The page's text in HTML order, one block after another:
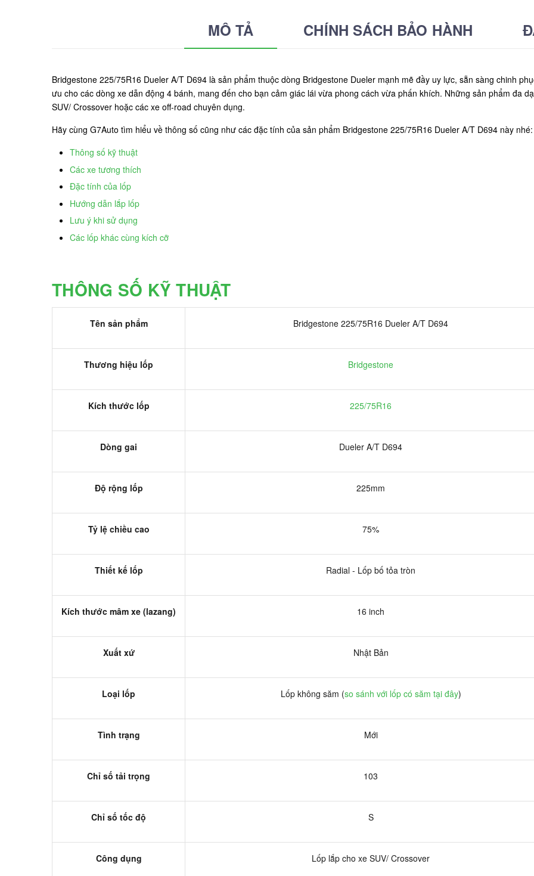
MÔ TẢ CHÍNH SÁCH BẢO HÀNH
Bridgestone 225/75R16 Dueler A/T D694 là sản phẩm thuộc dòng Bridgestone Dueler mạnh mẽ đầy uy lực, sẵn sàng chinh
ưu cho các dòng xe dẫn động 4 bánh, mang đến cho bạn cảm giác lái vừa phong cách vừa phấn khích. Những sản phẩm đa
SUV/ Crossover hoặc các xe off-road chuyên dụng.
Hãy cùng G7Auto tìm hiểu về thông số cũng như các đặc tính của sản phẩm Bridgestone 225/75R16 Dueler A/T D694 này nhé:
Thông số kỹ thuật
Các xe tương thích
Đặc tính của lốp
Hướng dẫn lắp lốp
Lưu ý khi sử dụng
Các lốp khác cùng kích cỡ
THÔNG SỐ KỸ THUẬT
Tên sản phẩm Bridgestone 225/75R16 Dueler A/T D694
Thương hiệu lốp Bridgestone
Kích thước lốp 225/75R16
Dòng gai Dueler A/T D694
Độ rộng lốp 225mm
Tỷ lệ chiều cao 75%
Thiết kế lốp Radial - Lốp bố tỏa tròn
Kích thước mâm xe (lazang) 16 inch
Xuất xứ Nhật Bản
Loại lốp Lốp không săm (so sánh với lốp có săm tại đây)
Tình trạng Mới
Chỉ số tải trọng 103
Chỉ số tốc độ S
Công dụng Lốp lắp cho xe SUV/ Crossover